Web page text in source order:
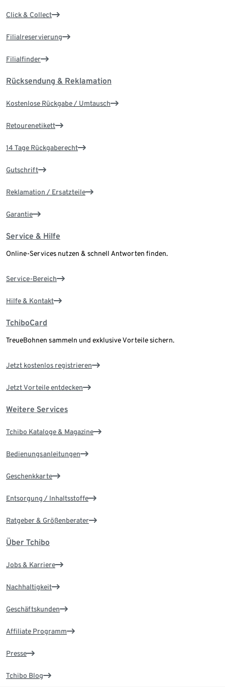
Click & Collect
Filialreservierung
Filialfinder
Rücksendung & Reklamation
Kostenlose Rückgabe / Umtausch
Retourenetikett
14 Tage Rückgaberecht
Gutschrift
Reklamation / Ersatzteile
Garantie
Service & Hilfe
Online-Services nutzen & schnell Antworten finden.
Service-Bereich
Hilfe & Kontakt
TchiboCard
TreueBohnen sammeln und exklusive Vorteile sichern.
Jetzt kostenlos registrieren
Jetzt Vorteile entdecken
Weitere Services
Tchibo Kataloge & Magazine
Bedienungsanleitungen
Geschenkkarte
Entsorgung / Inhaltsstoffe
Ratgeber & Größenberater
Über Tchibo
Jobs & Karriere
Nachhaltigkeit
Geschäftskunden
Affiliate Programm
Presse
Tchibo Blog